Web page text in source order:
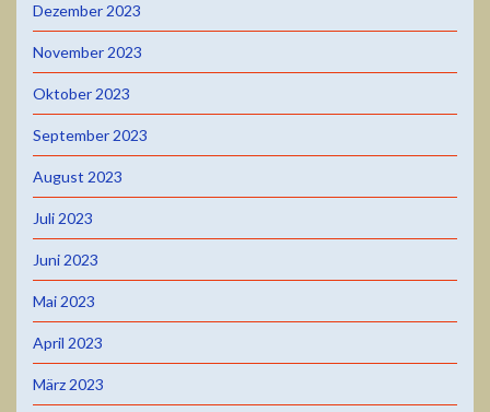
Dezember 2023
November 2023
Oktober 2023
September 2023
August 2023
Juli 2023
Juni 2023
Mai 2023
April 2023
März 2023